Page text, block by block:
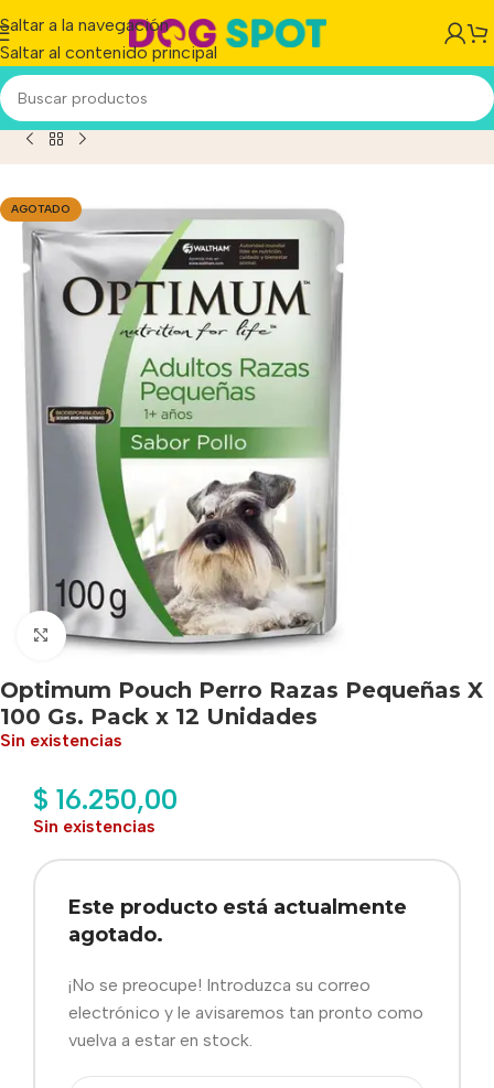
Saltar a la navegación
Saltar al contenido principal
Perro Razas Pequeñas X 100 Gs. Pack x 12 Unidades
AGOTADO
Haga clic para ampliar
Optimum Pouch Perro Razas Pequeñas X
100 Gs. Pack x 12 Unidades
Sin existencias
$ 16.250,00
Sin existencias
Este producto está actualmente
agotado.
¡No se preocupe! Introduzca su correo
electrónico y le avisaremos tan pronto como
vuelva a estar en stock.